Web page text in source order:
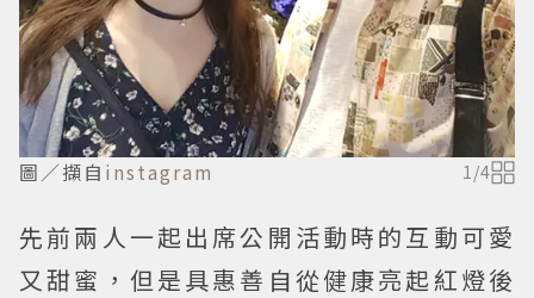
圖／擷自 instagram 1/4
先前兩人一起出席公開活動時的互動可愛
又甜蜜，但是具惠善自從健康亮起紅燈後